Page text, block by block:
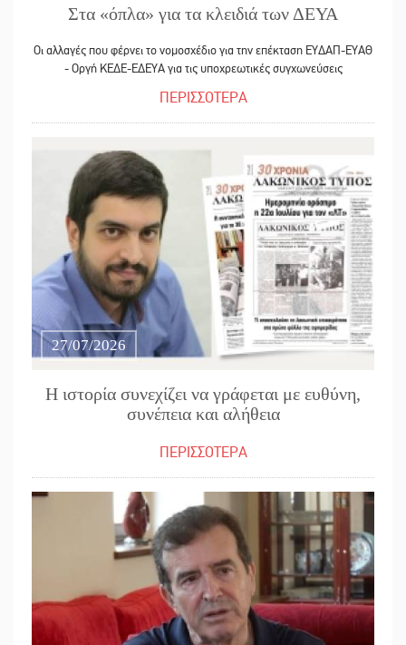
Στα «όπλα» για τα κλειδιά των ΔΕΥΑ
Οι αλλαγές που φέρνει το νομοσχέδιο για την επέκταση ΕΥΔΑΠ-ΕΥΑΘ
- Οργή ΚΕΔΕ-ΕΔΕΥΑ για τις υποχρεωτικές συγχωνεύσεις
ΠΕΡΙΣΣΟΤΕΡΑ
27/07/2026
Η ιστορία συνεχίζει να γράφεται με ευθύνη,
συνέπεια και αλήθεια
ΠΕΡΙΣΣΟΤΕΡΑ